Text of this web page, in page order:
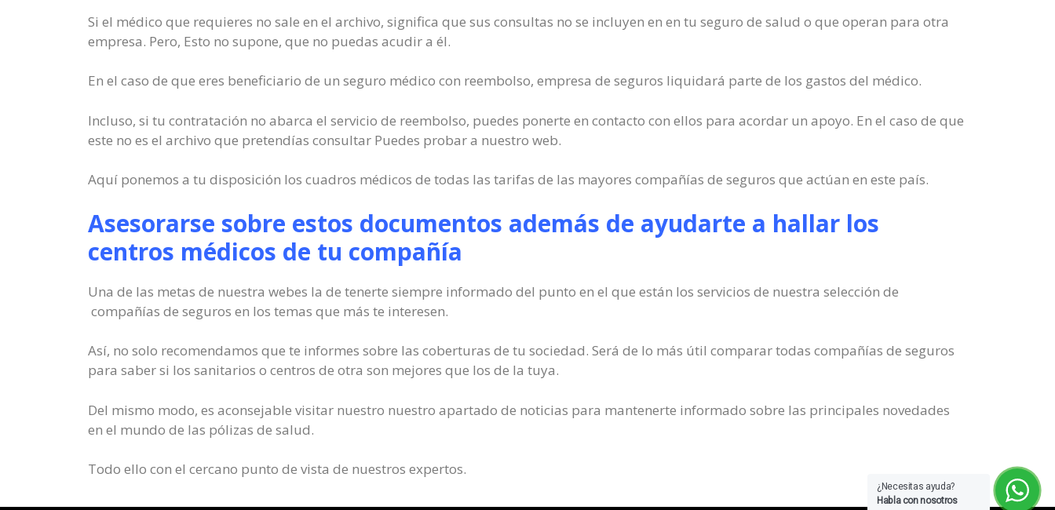
¿Necesitas ayuda?
Habla con nosotros
Si el médico que requieres no sale en el archivo, significa que sus consultas no se incluyen en en tu seguro de salud o que operan para otra
empresa. Pero, Esto no supone, que no puedas acudir a él.
En el caso de que eres beneficiario de un seguro médico con reembolso, empresa de seguros liquidará parte de los gastos del médico.
Incluso, si tu contratación no abarca el servicio de reembolso, puedes ponerte en contacto con ellos para acordar un apoyo. En el caso de que
este no es el archivo que pretendías consultar Puedes probar a nuestro web.
Aquí ponemos a tu disposición los cuadros médicos de todas las tarifas de las mayores compañías de seguros que actúan en este país.
Asesorarse sobre estos documentos además de ayudarte a hallar los
centros médicos de tu compañía
Una de las metas de nuestra webes la de tenerte siempre informado del punto en el que están los servicios de nuestra selección de
compañías de seguros en los temas que más te interesen.
Así, no solo recomendamos que te informes sobre las coberturas de tu sociedad. Será de lo más útil comparar todas compañías de seguros
para saber si los sanitarios o centros de otra son mejores que los de la tuya.
Del mismo modo, es aconsejable visitar nuestro nuestro apartado de noticias para mantenerte informado sobre las principales novedades
en el mundo de las pólizas de salud.
Todo ello con el cercano punto de vista de nuestros expertos.